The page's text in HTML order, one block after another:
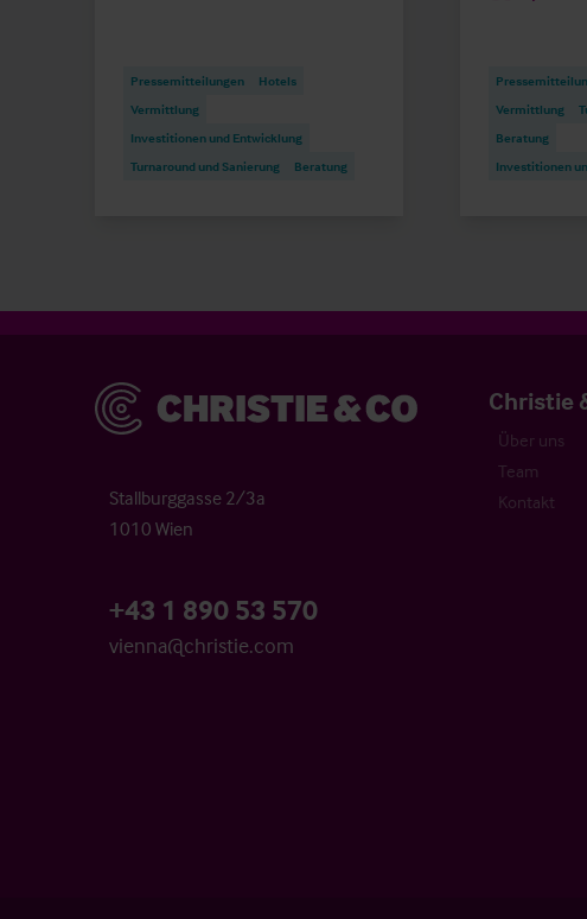
Pressemitteilungen
Hotels
Vermittlung
Investitionen und Entwicklung
Turnaround und Sanierung
Beratung
Vermittlung
Beratung
Investitionen
Christie & Co
Stallburggasse 2/3a
1010 Wien
+43 1 890 53 570
vienna@christie.com
Christie
Über uns
Team
Kontakt